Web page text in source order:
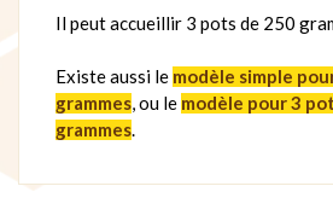
Il peut accueillir 3 pots de 250
Existe aussi le modèle simple
grammes, ou le modèle pour 3
grammes.